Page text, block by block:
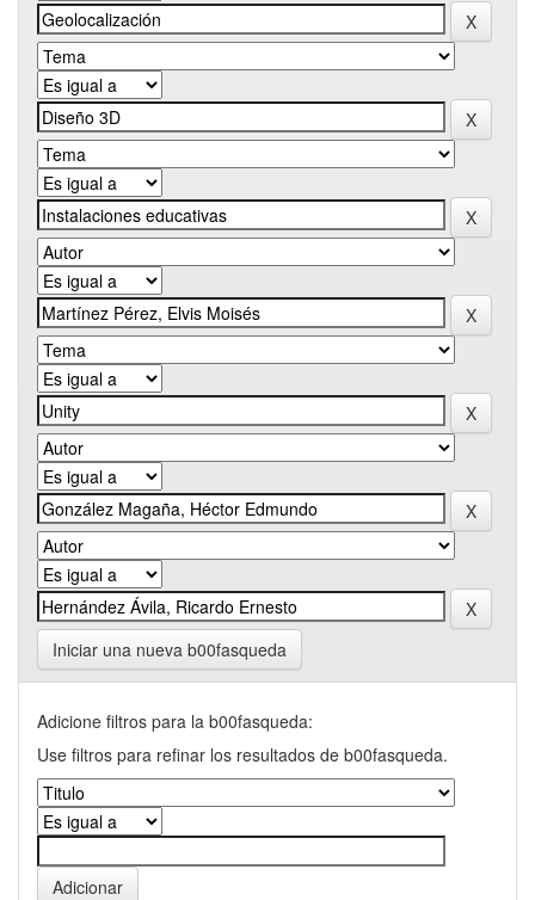
Iniciar una nueva b00fasqueda
Adicione filtros para la b00fasqueda:
Use filtros para refinar los resultados de b00fasqueda.